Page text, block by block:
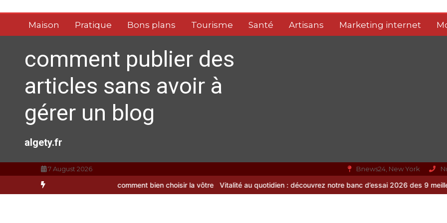
contenuMaison Pratique Bons plans Tourisme Santé Artisans Marketing internet
comment publier des
articles sans avoir à
gérer un blog
algety.fr
7 August 2026 Bnews24, New York
: comment bien choisir la vôtre Vitalité au quotidien : découvrez notre banc d’essai 2026 des 9 meilleurs compléments d’oméga